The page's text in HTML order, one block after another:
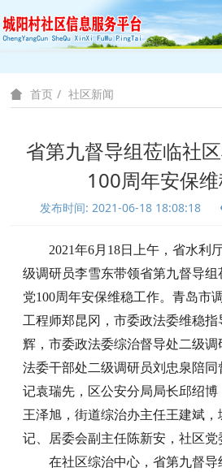
首页 社区新闻
省第九督导组莅临社
100周年安保
发布时间: 2021-06-18 18:08:18
2021年6月18日上午，省水利
级调研员李雪东带领省第九督导
党100周年安保维稳工作。青岛市
工程师郑昆冈，市委政法委维稳
辉，市委政法委综治督导处二级
法委干部处二级调研员刘忠泉陪
记袁瑞先，区公安分局局长邱绍
王泽旭，街道综治办主任王建斌
记、居委会副主任陈新安，社区党
在社区综治中心，省第九督